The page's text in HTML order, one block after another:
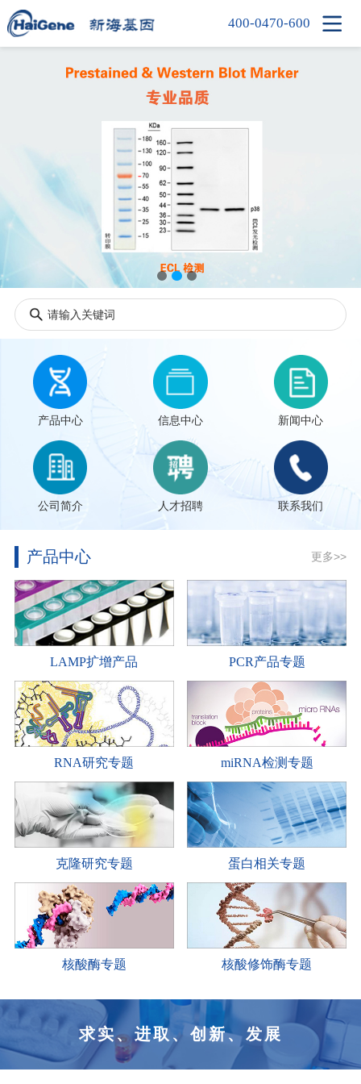
产品中心
公司简介
人才招聘
400-0470-600 
产品中心 信息中心 新闻中心
公司简介 人才招聘 联系我们
产品中心 更多>>
LAMP扩增产品 PCR产品专题
RNA研究专题 miRNA检测专题
克隆研究专题 蛋白相关专题
核酸酶专题 核酸修饰酶专题
求实、进取、创新、发展